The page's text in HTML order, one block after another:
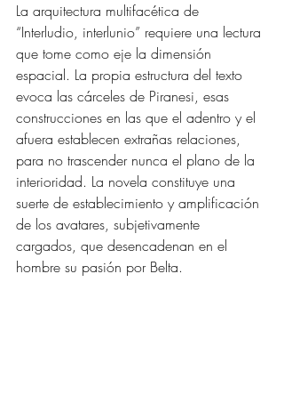
La arquitectura multifacética de
“Interludio, interlunio” requiere una lectura
que tome como eje la dimensión
espacial. La propia estructura del texto
evoca las cárceles de Piranesi, esas
construcciones en las que el adentro y el
afuera establecen extrañas relaciones,
para no trascender nunca el plano de la
interioridad. La novela constituye una
suerte de establecimiento y amplificación
de los avatares, subjetivamente
cargados, que desencadenan en el
hombre su pasión por Belta.